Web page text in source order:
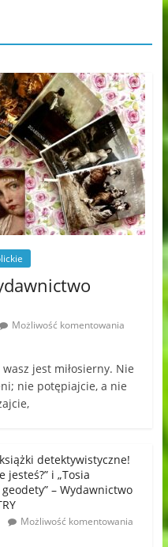
Możliwość komentowania
jest miłosierny. Nie
nie potępiajcie, a nie
detektywistyczne!
jesteś?” i „Tosia
– Wydawnictwo
Możliwość komentowania